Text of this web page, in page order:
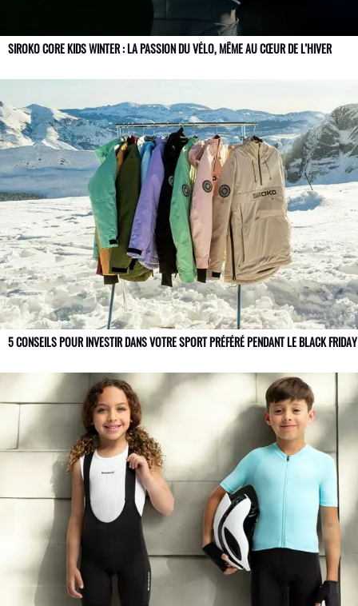
SIROKO CORE KIDS WINTER : LA PASSION DU VÉLO, MÊME AU CŒUR DE L’HIVER
5 CONSEILS POUR INVESTIR DANS VOTRE SPORT PRÉFÉRÉ PENDANT LE BLACK FRIDAY